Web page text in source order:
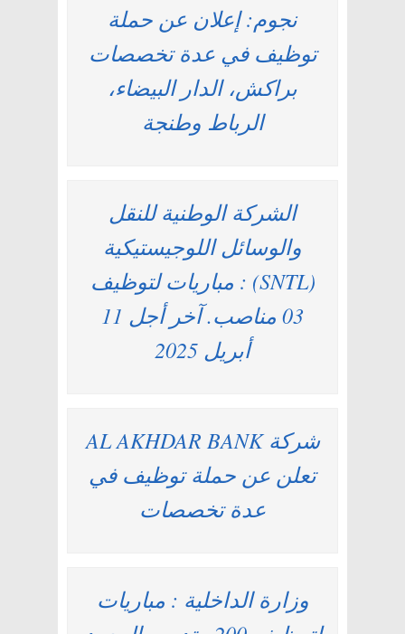
نجوم: إعلان عن حملة
توظيف في عدة تخصصات
براكش، الدار البيضاء،
الرباط وطنجة
الشركة الوطنية للنقل
والوسائل اللوجيستيكية
(SNTL) : مباريات لتوظيف
03 مناصب. آخر أجل 11
أبريل 2025
شركة AL AKHDAR BANK
تعلن عن حملة توظيف في
عدة تخصصات
وزارة الداخلية : مباريات